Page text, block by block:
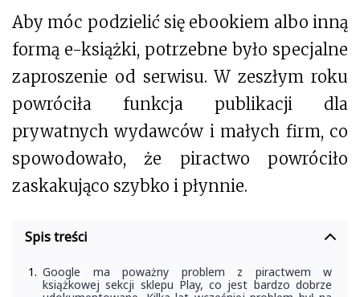
Aby móc podzielić się ebookiem albo inną
formą e-książki, potrzebne było specjalne
zaproszenie od serwisu. W zeszłym roku
powróciła funkcja publikacji dla
prywatnych wydawców i małych firm, co
spowodowało, że piractwo powróciło
zaskakująco szybko i płynnie.
Spis treści
Google ma poważny problem z piractwem w
książkowej sekcji sklepu Play, co jest bardzo dobrze